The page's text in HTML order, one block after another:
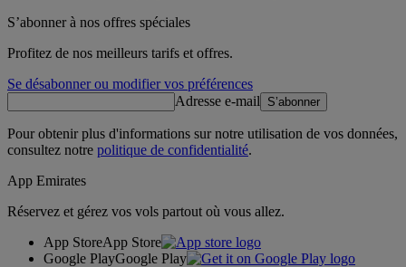
S’abonner à nos offres spéciales
Profitez de nos meilleurs tarifs et offres.
Se désabonner ou modifier vos préférences
Adresse e-mail
S’abonner
Pour obtenir plus d'informations sur notre utilisation de vos données,
consultez notre politique de confidentialité.
App Emirates
Réservez et gérez vos vols partout où vous allez.
App StoreApp Store
Google PlayGoogle Play